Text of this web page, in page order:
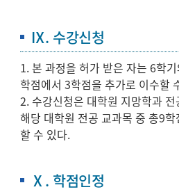
Ⅸ. 수강신청
1. 본 과정을 허가 받은 자는 6학
학점에서 3학점을 추가로 이수할
2. 수강신청은 대학원 지망학과
해당 대학원 전공 교과목 중 총9
할 수 있다.
Ⅹ. 학점인정